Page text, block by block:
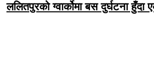
ललितपुरको ग्वार्कोमा बस दुर्घटना